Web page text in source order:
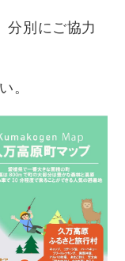
分別にご協力
。